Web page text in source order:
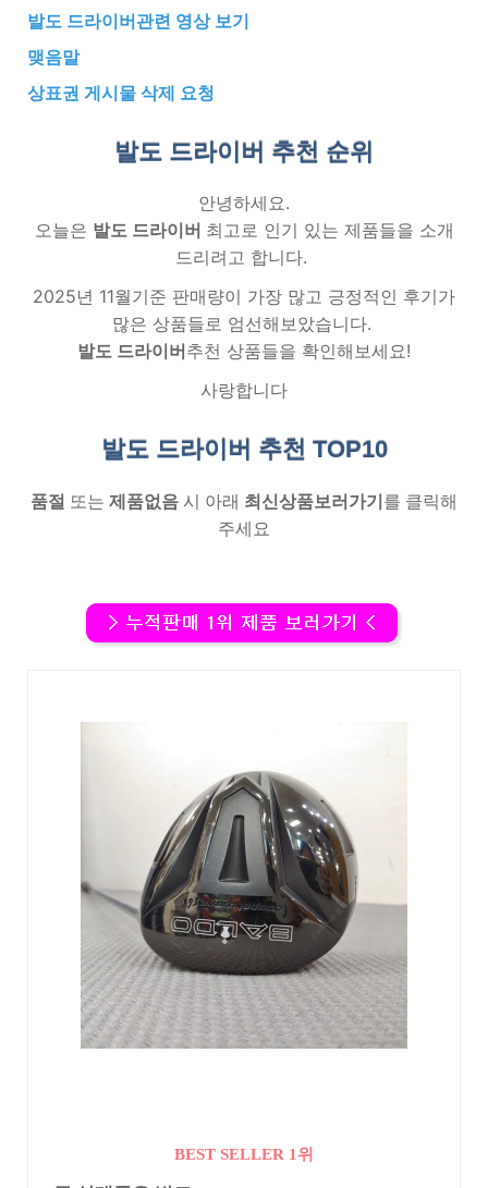
발도 드라이버관련 영상 보기
맺음말
상표권 게시물 삭제 요청
발도 드라이버 추천 순위
안녕하세요.
오늘은 발도 드라이버 최고로 인기 있는 제품들을 소개
드리려고 합니다.
2025년 11월기준 판매량이 가장 많고 긍정적인 후기가
많은 상품들로 엄선해보았습니다.
발도 드라이버추천 상품들을 확인해보세요!
사랑합니다
발도 드라이버 추천 TOP10
품절 또는 제품없음 시 아래 최신상품보러가기 를 클릭해
주세요
BEST SELLER 1위